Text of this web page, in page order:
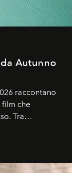
Autunno
raccontano
film che
Tra
maison